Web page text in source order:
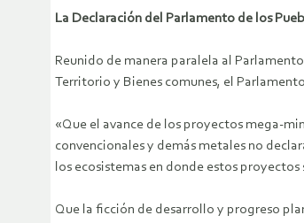
La Declaración del Parlamento de los
Reunido de manera paralela al
Territorio y Bienes comunes, el
«Que el avance de los proyectos mega-
convencionales y demás metales no
los ecosistemas en donde estos
Que la ficción de desarrollo y progreso